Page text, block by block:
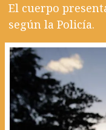
El cuerpo
según la Policía.